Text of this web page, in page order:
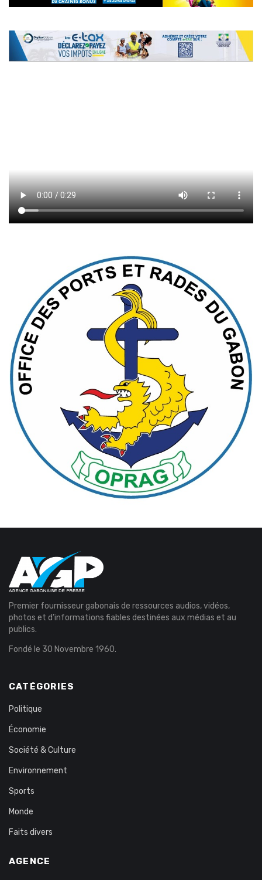
Premier fournisseur gabonais de ressources audios, vidéos,
photos et d’informations fiables destinées aux médias et au
publics.
Fondé le 30 Novembre 1960.
CATÉGORIES
Politique
Économie
Société & Culture
Environnement
Sports
Monde
Faits divers
AGENCE